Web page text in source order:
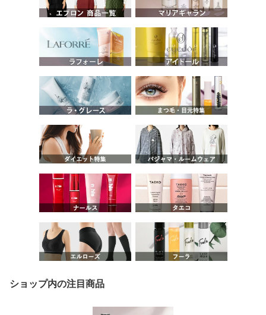
ショップ内の注目商品